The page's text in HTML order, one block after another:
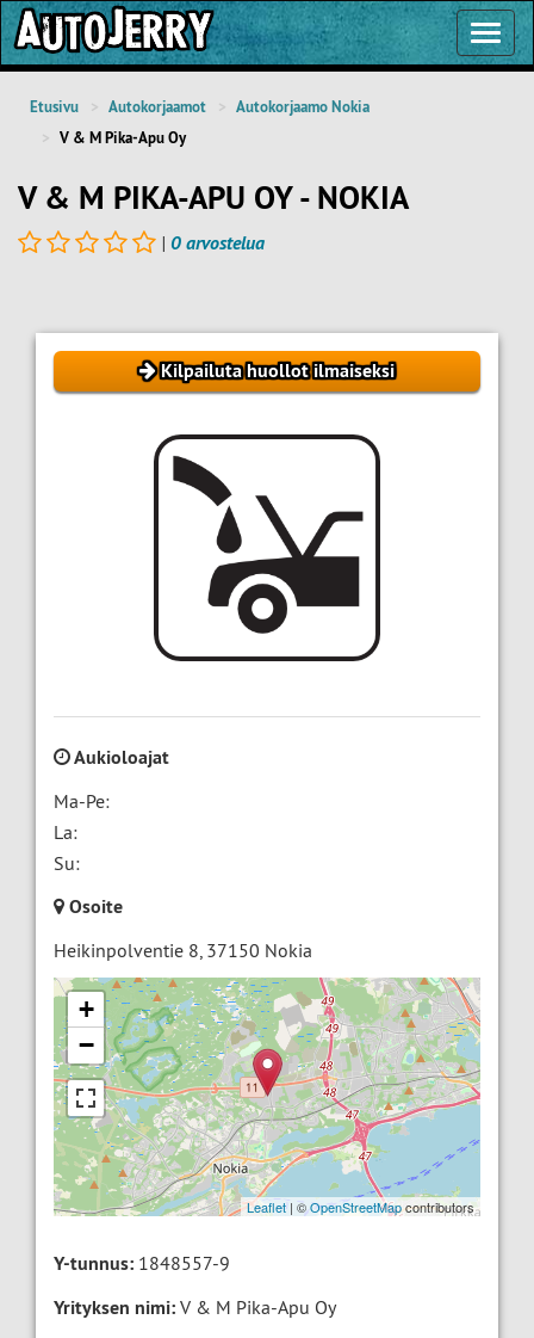
Etusivu Autokorjaamot
Autokorjaamo Nokia
V & M Pika-Apu Oy
V & M PIKA-APU OY - NOKIA
| 0 arvostelua
Kilpailuta huollot ilmaiseksi
Aukioloajat
Ma-Pe:
La:
Su:
Osoite
Heikinpolventie 8, 37150 Nokia
+
−
Leaflet| ©OpenStreetMapcontributors
Y-tunnus: 1848557-9
Yrityksen nimi: V & M Pika-Apu Oy